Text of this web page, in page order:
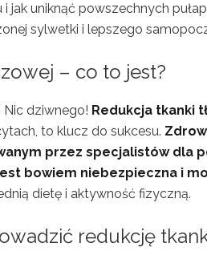
jak uniknąć powszechnych
sylwetki i lepszego
– co to jest?
dziwnego! Redukcja tkanki
to klucz do sukcesu.
przez specjalistów dla
bowiem niebezpieczna i
dietę i aktywność fizyczną.
redukcję